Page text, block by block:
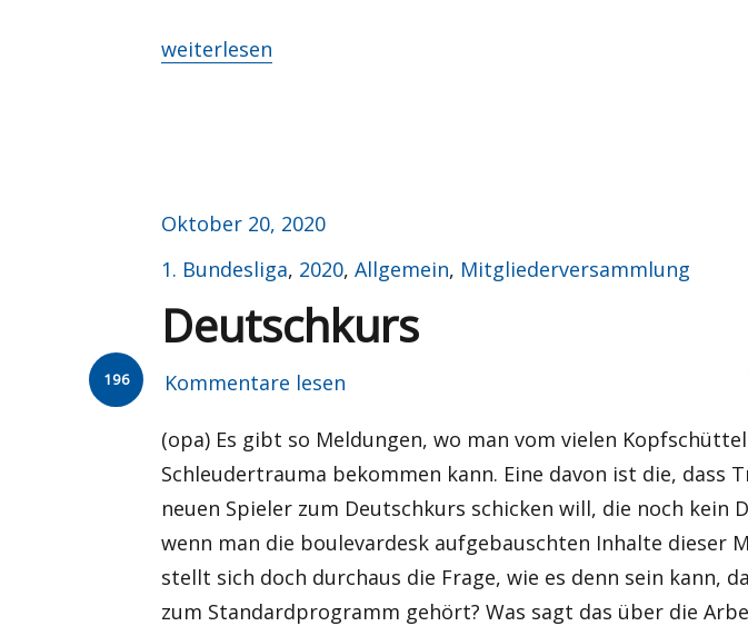
„Berliner Spätlese“
weiterlesen
Veröffentlicht
am
Oktober 20, 2020
Kategorien
1. Bundesliga, 2020,Allgemein, Mitgliederversammlung
Deutschkurs
196 Kommentare lesen
(opa) Es gibt so Meldungen, wo man vom vielen
Schleudertrauma bekommen kann. Eine davon ist die, dass
neuen Spieler zum Deutschkurs schicken will, die noch kein
wenn man die boulevardesk aufgebauschten Inhalte dieser
stellt sich doch durchaus die Frage, wie es denn sein kann,
zum Standardprogramm gehört? Was sagt das über die